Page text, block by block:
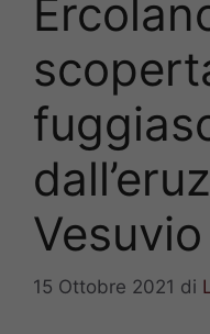
Vesuvio
15 Ottobre 2021 di